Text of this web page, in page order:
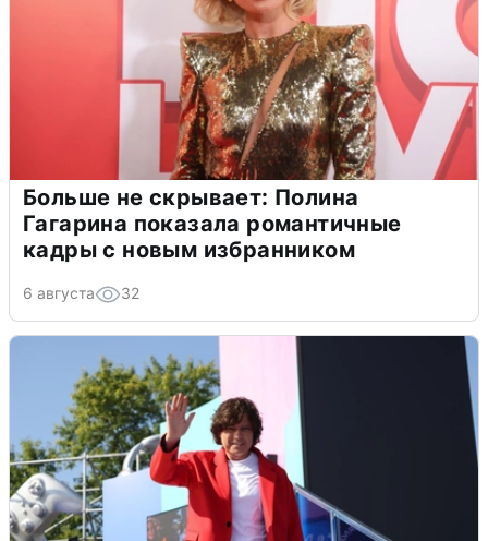
Больше не скрывает: Полина
Гагарина показала романтичные
кадры с новым избранником
6 августа 32